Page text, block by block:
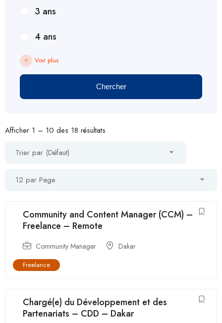
3 ans
4 ans
Voir plus
Chercher
Afficher 1 – 10 des 18 résultats
Trier par (Défaut)
12 par Page
Community and Content Manager (CCM) –
Freelance – Remote
Community Manager Dakar
Freelance
Chargé(e) du Développement et des
Partenariats – CDD – Dakar